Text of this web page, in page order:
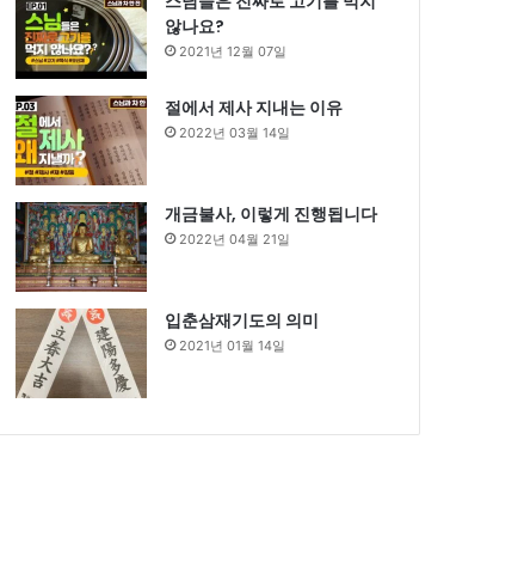
않나요?
2021년 12월 07일
절에서 제사 지내는 이유
2022년 03월 14일
개금불사, 이렇게 진행됩니다
2022년 04월 21일
입춘삼재기도의 의미
2021년 01월 14일